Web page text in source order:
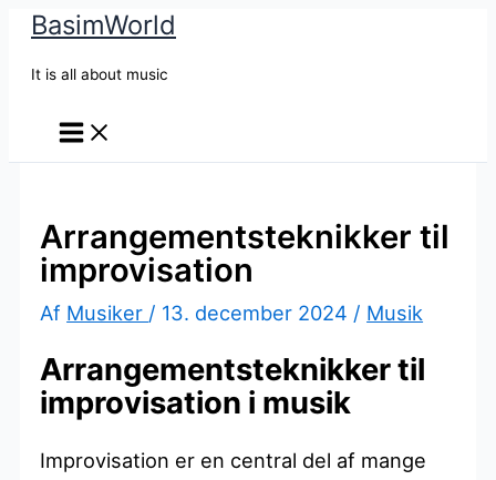
BasimWorld
It is all about music
Arrangementsteknikker til
improvisation
Af Musiker / 13. december 2024 / Musik
Arrangementsteknikker til
improvisation i musik
Improvisation er en central del af mange